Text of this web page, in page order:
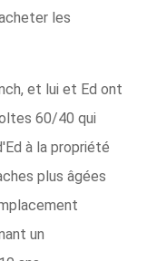
les
et lui et Ed ont
60/40 qui
à la propriété
plus âgées
un